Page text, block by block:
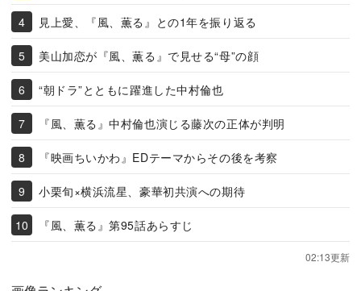
見上愛、『風、薫る』との1年を振り返る
美山加恋が『風、薫る』で見せる“母”の顔
“朝ドラ”とともに躍進した中村倫也
『風、薫る』中村倫也演じる藤次の正体が判明
『映画ちいかわ』EDテーマからその後を考察
小栗旬×横浜流星、豪華初共演への期待
『風、薫る』第95話あらすじ
02:13更新